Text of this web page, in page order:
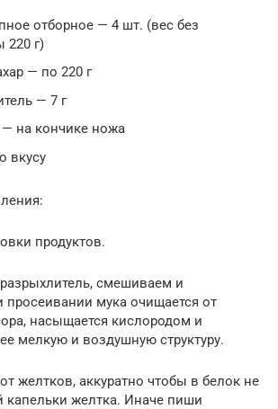
отборное — 4 шт. (вес без
220 г)
— по 220 г
— 7 г
на кончике ножа
вкусу
продуктов.
смешиваем и
просеивании мука очищается от
насыщается кислородом и
мелкую и воздушную структуру.
желтков, аккуратно чтобы в белок не
капельки желтка. Иначе пиши